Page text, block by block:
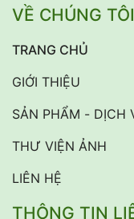
VỀ CHÚNG TÔI
TRANG CHỦ
GIỚI THIỆU
SẢN PHẨM - DỊCH
THƯ VIỆN ẢNH
LIÊN HỆ
THÔNG TIN